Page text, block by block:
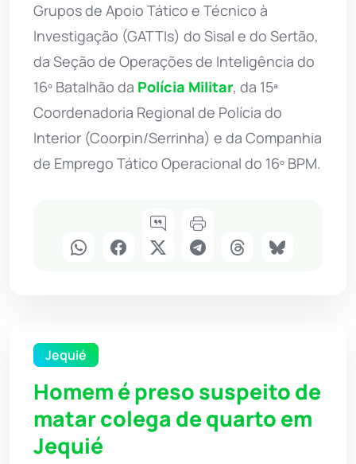
Grupos de Apoio Tático e Técnico à
Investigação (GATTIs) do Sisal e do Sertão,
da Seção de Operações de Inteligência do
16º Batalhão da Polícia Militar, da 15ª
Coordenadoria Regional de Polícia do
Interior (Coorpin/Serrinha) e da Companhia
de Emprego Tático Operacional do 16º BPM.
Jequié
Homem é preso suspeito de
matar colega de quarto em
Jequié